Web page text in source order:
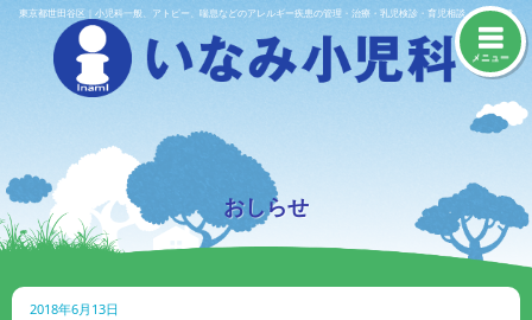
Skip東京都世田谷区｜小児科一般、アトピー、喘息などのアレルギー疾患の管理・治療・乳児検診・育児相談・予防接種
メニュー
おしらせ
2018年6月13日